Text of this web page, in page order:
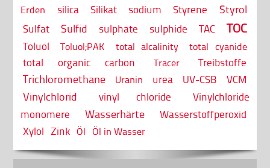
Erden
silica Silikat sodium Styrene Styrol
Sulfat Sulfid sulphate sulphide TAC TOC
Toluol Toluol;PAK total alcalinity total cyanide
total organic carbon Tracer Treibstoffe
Trichloromethane Uranin urea UV-CSB VCM
Vinylchlorid vinyl chloride
Vinylchloride
monomere
Wasserhärte
Wasserstoffperoxid
Xylol Zink Öl Öl in Wasser